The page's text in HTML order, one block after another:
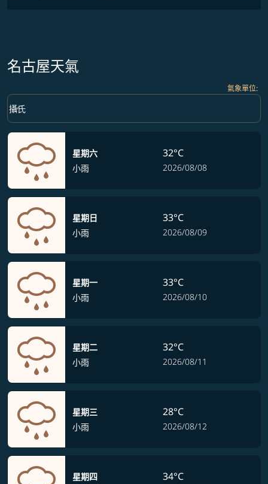
名古屋天氣
氣象單位:
Weather unit option 攝氏 Selected
攝氏
keyboard_arrow_down
星期六
小雨
32°C
2026/08/08
星期日
小雨
33°C
2026/08/09
星期一
小雨
33°C
2026/08/10
星期二
小雨
32°C
2026/08/11
星期三
小雨
28°C
2026/08/12
星期四
34°C